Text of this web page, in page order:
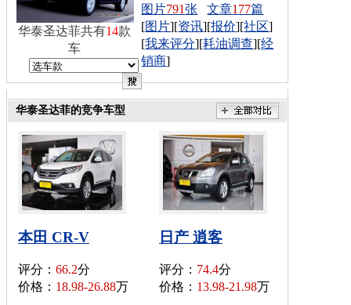
图片791张 文章177篇
[图片][资讯][报价][社区]
[我来评分][耗油调查][经
销商]
华泰圣达菲共有14款
车
华泰圣达菲的竞争车型
本田 CR-V
评分： 66.2分
价格： 18.98-26.88万
日产 逍客
评分： 74.4分
价格： 13.98-21.98万